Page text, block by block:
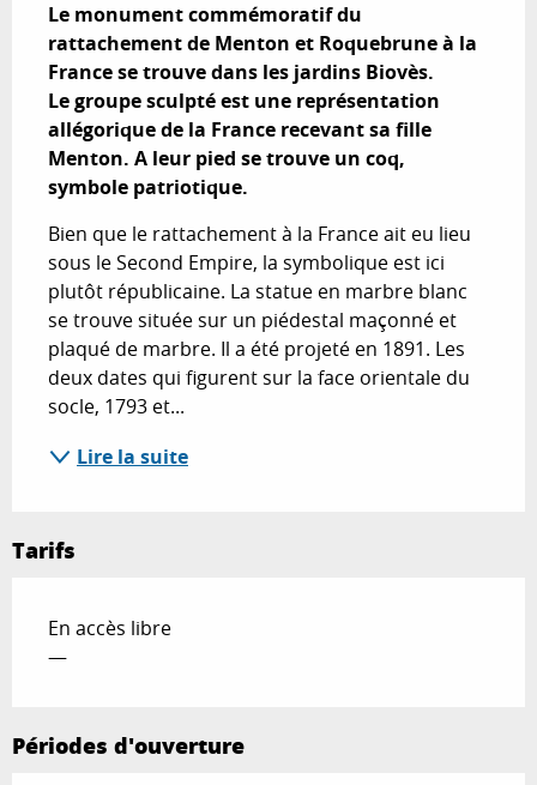
Le monument commémoratif du
rattachement de Menton et Roquebrune à la
France se trouve dans les jardins Biovès.
Le groupe sculpté est une représentation
allégorique de la France recevant sa fille
Menton. A leur pied se trouve un coq,
symbole patriotique.
Bien que le rattachement à la France ait eu lieu
sous le Second Empire, la symbolique est ici
plutôt républicaine. La statue en marbre blanc
se trouve située sur un piédestal maçonné et
plaqué de marbre. Il a été projeté en 1891. Les
deux dates qui figurent sur la face orientale du
socle, 1793 et...
Lire la suite
Tarifs
En accès libre
—
Périodes d'ouverture